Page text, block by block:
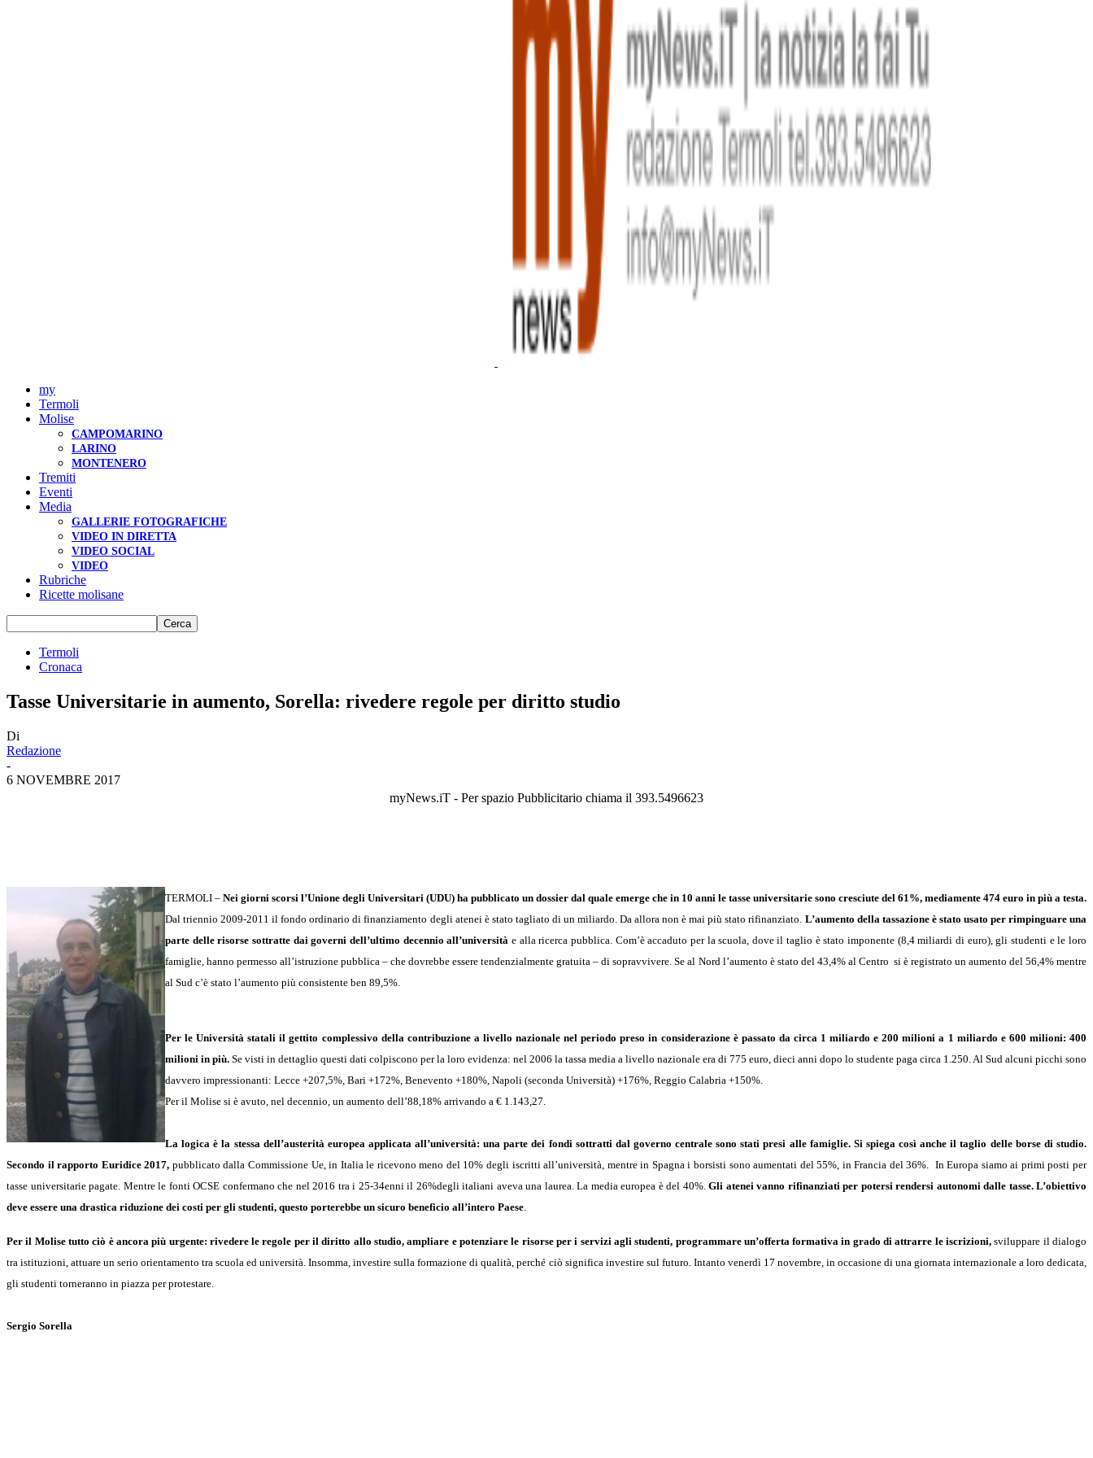
my
Termoli
Molise
CAMPOMARINO
LARINO
MONTENERO
Tremiti
Eventi
Media
GALLERIE FOTOGRAFICHE
VIDEO IN DIRETTA
VIDEO SOCIAL
VIDEO
Rubriche
Ricette molisane
Termoli
Cronaca
Tasse Universitarie in aumento, Sorella: rivedere regole per diritto studio
Di
Redazione
-
6 NOVEMBRE 2017
myNews.iT - Per spazio Pubblicitario chiama il 393.5496623
TERMOLI – Nei giorni scorsi l’Unione degli Universitari (UDU) ha pubblicato un dossier dal quale emerge che in 10 anni le tasse universitarie sono cresciute del 61%, mediamente 474 euro in più a testa.
Dal triennio 2009-2011 il fondo ordinario di finanziamento degli atenei è stato tagliato di un miliardo. Da allora non è mai più stato rifinanziato. L’aumento della tassazione è stato usato per rimpinguare una
parte delle risorse sottratte dai governi dell’ultimo decennio all’università e alla ricerca pubblica. Com’è accaduto per la scuola, dove il taglio è stato imponente (8,4 miliardi di euro), gli studenti e le loro
famiglie, hanno permesso all’istruzione pubblica – che dovrebbe essere tendenzialmente gratuita – di sopravvivere. Se al Nord l’aumento è stato del 43,4% al Centro si è registrato un aumento del 56,4% mentre
al Sud c’è stato l’aumento più consistente ben 89,5%.
Per le Università statali il gettito complessivo della contribuzione a livello nazionale nel periodo preso in considerazione è passato da circa 1 miliardo e 200 milioni a 1 miliardo e 600 milioni: 400
milioni in più. Se visti in dettaglio questi dati colpiscono per la loro evidenza: nel 2006 la tassa media a livello nazionale era di 775 euro, dieci anni dopo lo studente paga circa 1.250. Al Sud alcuni picchi sono
davvero impressionanti: Lecce +207,5%, Bari +172%, Benevento +180%, Napoli (seconda Università) +176%, Reggio Calabria +150%.
Per il Molise si è avuto, nel decennio, un aumento dell’88,18% arrivando a € 1.143,27.
La logica è la stessa dell’austerità europea applicata all’università: una parte dei fondi sottratti dal governo centrale sono stati presi alle famiglie. Si spiega così anche il taglio delle borse di studio.
Secondo il rapporto Euridice 2017, pubblicato dalla Commissione Ue, in Italia le ricevono meno del 10% degli iscritti all’università, mentre in Spagna i borsisti sono aumentati del 55%, in Francia del 36%. In Europa siamo ai primi posti per
tasse universitarie pagate. Mentre le fonti OCSE confermano che nel 2016 tra i 25-34enni il 26%degli italiani aveva una laurea. La media europea è del 40%. Gli atenei vanno rifinanziati per potersi rendersi autonomi dalle tasse. L’obiettivo
deve essere una drastica riduzione dei costi per gli studenti, questo porterebbe un sicuro beneficio all’intero Paese
Per il Molise tutto ciò è ancora più urgente: rivedere le regole per il diritto allo studio, ampliare e potenziare le risorse per i servizi agli studenti, programmare un’offerta formativa in grado di attrarre le iscrizioni, sviluppare il dialogo
tra istituzioni, attuare un serio orientamento tra scuola ed università. Insomma, investire sulla formazione di qualità, perché ciò significa investire sul futuro. Intanto venerdì 17 novembre, in occasione di una giornata internazionale a loro dedicata,
gli studenti torneranno in piazza per protestare.
Sergio Sorella